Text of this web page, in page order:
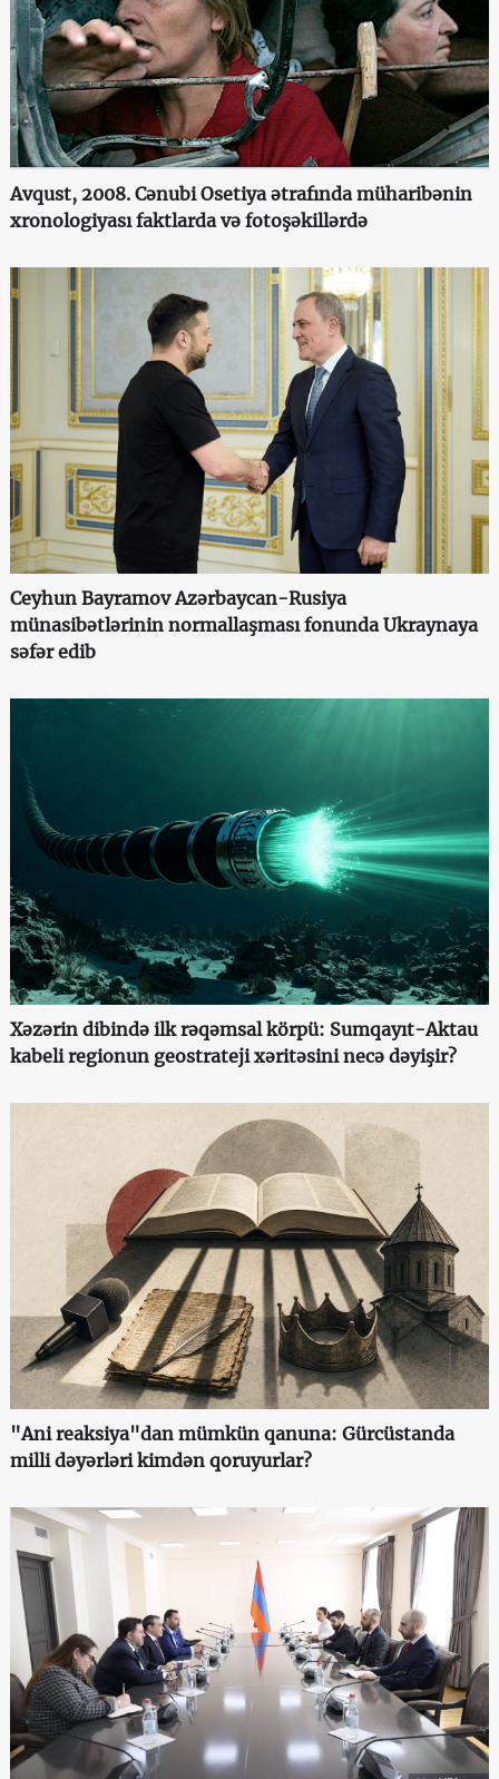
Avqust, 2008. Cənubi Osetiya ətrafında müharibənin
xronologiyası faktlarda və fotoşəkillərdə
Ceyhun Bayramov Azərbaycan-Rusiya
münasibətlərinin normallaşması fonunda Ukraynaya
səfər edib
Xəzərin dibində ilk rəqəmsal körpü: Sumqayıt-Aktau
kabeli regionun geostrateji xəritəsini necə dəyişir?
"Ani reaksiya"dan mümkün qanuna: Gürcüstanda
milli dəyərləri kimdən qoruyurlar?